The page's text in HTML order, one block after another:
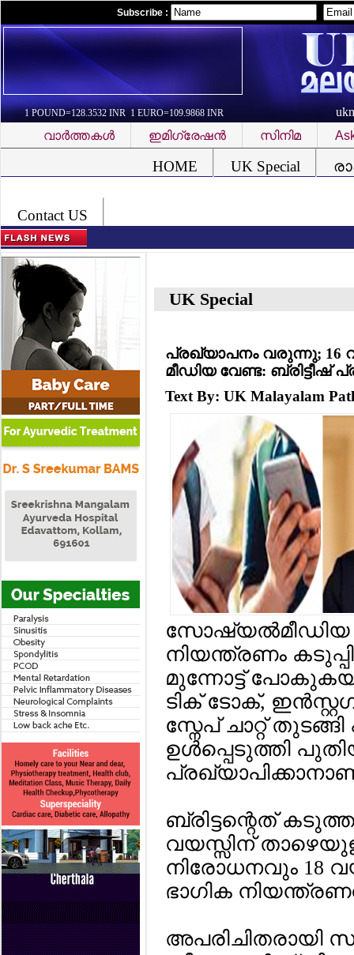
Subscribe :
1 POUND=128.3532 INR 1 EURO=109.9868 INR
വാര്‍ത്തകള്‍
ഇമിഗ്രേഷന്‍ സിനിമ
HOME UK Special
Contact US
UK Special
പ്രഖ്യാപനം വരുന്നു;
മീഡിയ വേണ്ട: ബ്രിട്ടീഷ്
Text By: UK Malayalam
സോഷ്യല്‍മീഡിയ
നിയന്ത്രണം
മുന്നോട്ട്
ടിക് ടോക്,
സ്നേപ് ചാറ്റ്
ഉള്‍പ്പെടുത്തി
ബ്രിട്ടന്റെത് കടുത്ത
വയസ്സിന്
നിരോധനവും 18
ഭാഗിക
അപരിചിതരായി